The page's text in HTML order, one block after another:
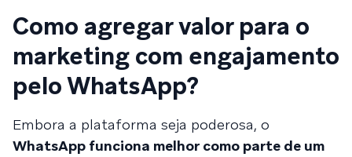
Como agregar valor para o
marketing com engajamento
pelo WhatsApp?
Embora a plataforma seja poderosa, o
WhatsApp funciona melhor como parte de um